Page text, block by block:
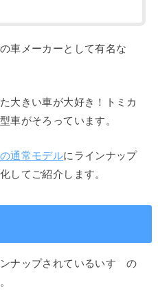
車メーカーとして有名な
大きい車が大好き！トミカ
車がそろっています。
通常モデルにラインナップ
してご紹介します。
ンナップされているいすゞの